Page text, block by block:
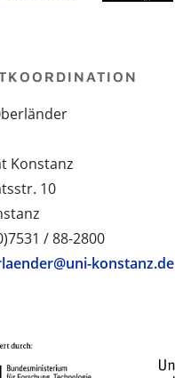
Konstanz
10
/ 88-2800
konstanz.de